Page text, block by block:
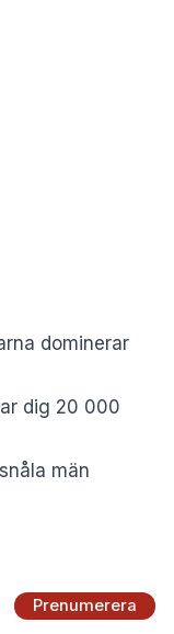
dominerar
dig 20 000
män
Prenumerera